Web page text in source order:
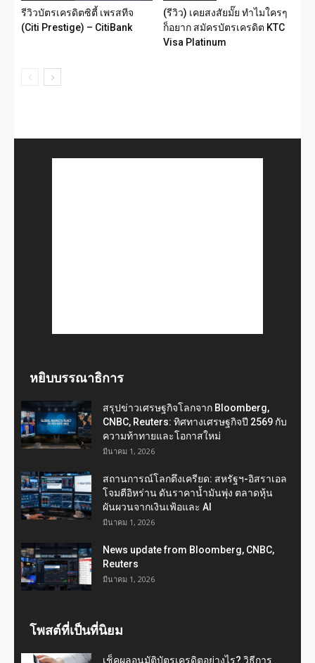
รีวิวบัตรเครดิตซิตี้ เพรสทีจ
(Citi Prestige) – CitiBank
(รีวิว) เคยสงสัยมั๊ย ทำไมใครๆ
ก็อยาก สมัครบัตรเครดิต KTC
Visa Platinum
หยิบบรรณาธิการ
สรุปข่าวเศรษฐกิจโลกจาก Bloomberg,
CNBC, Reuters: ทิศทางเศรษฐกิจปี 2569 กับ
ความท้าทายและโอกาสใหม่
มีนาคม 1, 2026
สถานการณ์โลกตึงเครียด: สหรัฐฯ-อิสราเอล
โจมตีอิหร่าน ดันราคาน้ำมันพุ่ง ตลาดหุ้น
ผันผวนจากเงินเฟ้อและ AI
มีนาคม 1, 2026
News update from Bloomberg, CNBC,
Reuters
มีนาคม 1, 2026
โพสต์ที่เป็นที่นิยม
เช็คผลอนุมัติบัตรเครดิตอย่างไร? วิธีการ